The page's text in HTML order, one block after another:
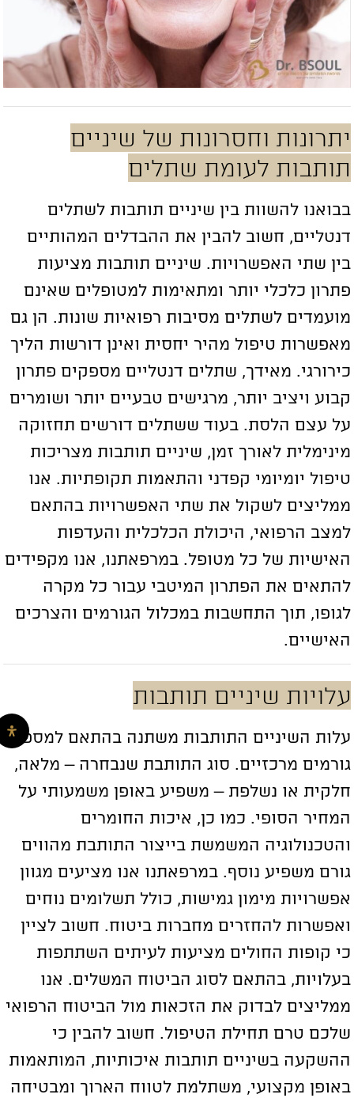
וחסרונות של שיניים
לעומת שתלים
להשוות בין שיניים תותבות לשתלים
חשוב להבין את ההבדלים המהותיים
שתי האפשרויות. שיניים תותבות מציעות
כלכלי יותר ומתאימות למטופלים שאינם
לשתלים מסיבות רפואיות שונות. הן גם
טיפול מהיר יחסית ואינן דורשות הליך
מאידך, שתלים דנטליים מספקים פתרון
ויציב יותר, מרגישים טבעיים יותר ושומרים
עצם הלסת. בעוד ששתלים דורשים תחזוקה
לאורך זמן, שיניים תותבות מצריכות
יומיומי קפדני והתאמות תקופתיות. אנו
לשקול את שתי האפשרויות בהתאם
הרפואי, היכולת הכלכלית והעדפות
של כל מטופל. במרפאתנו, אנו מקפידים
את הפתרון המיטבי עבור כל מקרה
תוך התחשבות במכלול הגורמים והצרכים
שיניים תותבות
השיניים התותבות משתנה בהתאם למספר
מרכזיים. סוג התותבת שנבחרה – מלאה,
או נשלפת – משפיע באופן משמעותי על
הסופי. כמו כן, איכות החומרים
המשמשת בייצור התותבת מהווים
משפיע נוסף. במרפאתנו אנו מציעים מגוון
מימון גמישות, כולל תשלומים נוחים
להחזרים מחברות ביטוח. חשוב לציין
קופות החולים מציעות לעיתים השתתפות
בהתאם לסוג הביטוח המשלים. אנו
לבדוק את הזכאות מול הביטוח הרפואי
טרם תחילת הטיפול. חשוב להבין כי
בשיניים תותבות איכותיות, המותאמות
מקצועי, משתלמת לטווח הארוך ומבטיחה